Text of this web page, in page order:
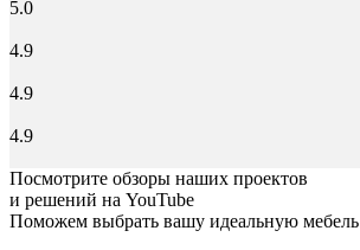
5.0
4.9
4.9
4.9
Посмотрите обзоры наших проектов
и решений на YouTube
Поможем выбрать вашу идеальную мебель